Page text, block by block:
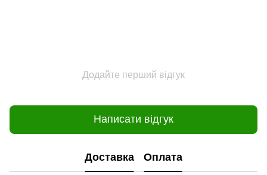
Додайте перший відгук
Написати відгук
Доставка Оплата